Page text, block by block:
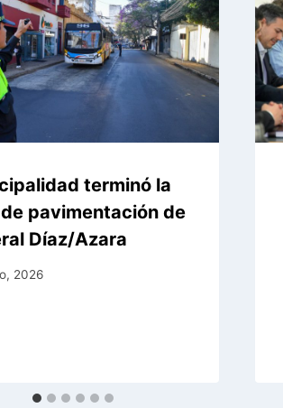
terminó la
pavimentación de
Díaz/Azara
2026